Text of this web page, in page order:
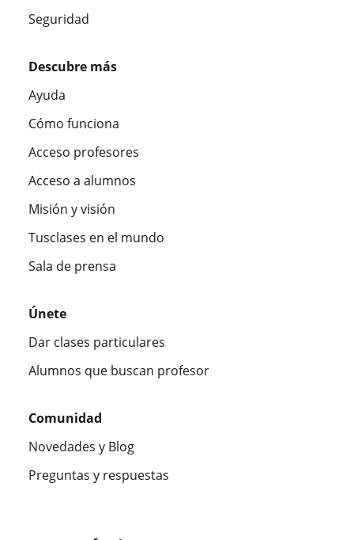
Seguridad
Descubre más
Ayuda
Cómo funciona
Acceso profesores
Acceso a alumnos
Misión y visión
Tusclases en el mundo
Sala de prensa
Únete
Dar clases particulares
Alumnos que buscan profesor
Comunidad
Novedades y Blog
Preguntas y respuestas